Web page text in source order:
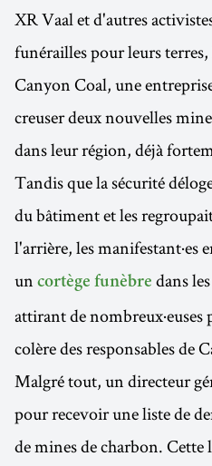
XR Vaal et d'autres
funérailles pour leurs
Canyon Coal, une
creuser deux nouvelles
dans leur région, déjà
Tandis que la sécurité
du bâtiment et les
l'arrière, les
un cortège funèbre dans
attirant de nombreux·euses
colère des responsables de
Malgré tout, un directeur
pour recevoir une liste de
de mines de charbon. Cette